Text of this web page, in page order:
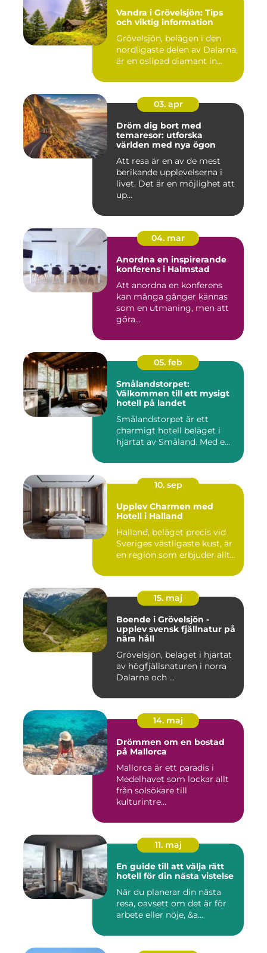
Vandra i Grövelsjön: Tips
och viktig information
Grövelsjön, belägen i den
nordligaste delen av Dalarna,
är en oslipad diamant in...
03. apr
Dröm dig bort med
temaresor: utforska
världen med nya ögon
Att resa är en av de mest
berikande upplevelserna i
livet. Det är en möjlighet att
up...
04. mar
Anordna en inspirerande
konferens i Halmstad
Att anordna en konferens
kan många gånger kännas
som en utmaning, men att
göra...
05. feb
Smålandstorpet:
Välkommen till ett mysigt
hotell på landet
Smålandstorpet är ett
charmigt hotell beläget i
hjärtat av Småland. Med e...
10. sep
Upplev Charmen med
Hotell i Halland
Halland, beläget precis vid
Sveriges västligaste kust, är
en region som erbjuder allt...
15. maj
Boende i Grövelsjön -
upplev svensk fjällnatur på
nära håll
Grövelsjön, beläget i hjärtat
av högfjällsnaturen i norra
Dalarna och ...
14. maj
Drömmen om en bostad
på Mallorca
Mallorca är ett paradis i
Medelhavet som lockar allt
från solsökare till
kulturintre...
11. maj
En guide till att välja rätt
hotell för din nästa vistelse
När du planerar din nästa
resa, oavsett om det är för
arbete eller nöje, &a...